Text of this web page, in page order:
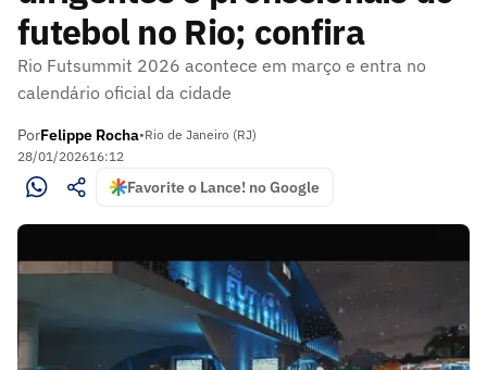
futebol no Rio; confira
Rio Futsummit 2026 acontece em março e entra no
calendário oficial da cidade
PorFelippe Rocha•Rio de Janeiro (RJ)
28/01/202616:12
Favorite o Lance! no Google